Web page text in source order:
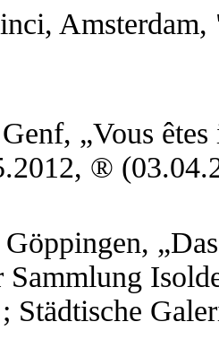
„Vous
®
Sammlung
Städtische